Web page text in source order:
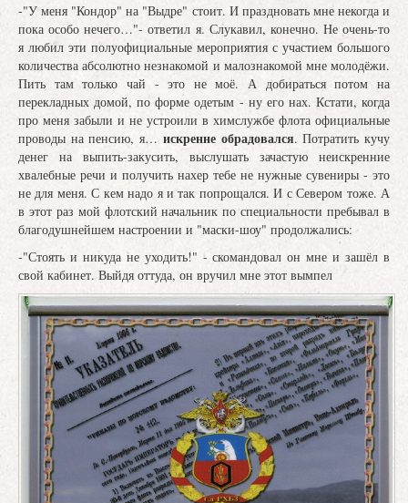
-"У меня "Кондор" на "Выдре" стоит. И праздновать мне некогда и
пока особо нечего…"- ответил я. Слукавил, конечно. Не очень-то
я любил эти полуофициальные мероприятия с участием большого
количества абсолютно незнакомой и малознакомой мне молодёжи.
Пить там только чай - это не моё. А добираться потом на
перекладных домой, по форме одетым - ну его нах. Кстати, когда
про меня забыли и не устроили в химслужбе флота официальные
проводы на пенсию, я… искренне обрадовался. Потратить кучу
денег на выпить-закусить, выслушать зачастую неискренние
хвалебные речи и получить нахер тебе не нужные сувениры - это
не для меня. С кем надо я и так попрощался. И с Севером тоже. А
в этот раз мой флотский начальник по специальности пребывал в
благодушнейшем настроении и "маски-шоу" продолжались:
-"Стоять и никуда не уходить!" - скомандовал он мне и зашёл в
свой кабинет. Выйдя оттуда, он вручил мне этот вымпел